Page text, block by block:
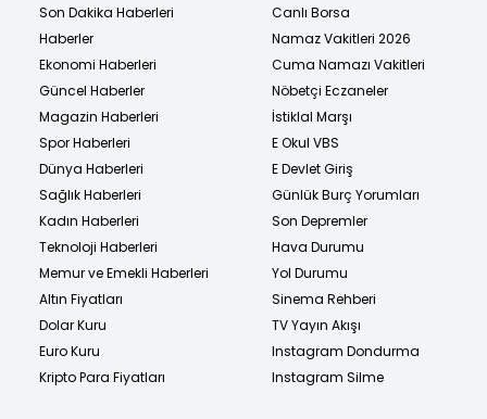
Son Dakika Haberleri
Haberler
Ekonomi Haberleri
Güncel Haberler
Magazin Haberleri
Spor Haberleri
Dünya Haberleri
Sağlık Haberleri
Kadın Haberleri
Teknoloji Haberleri
Memur ve Emekli Haberleri
Altın Fiyatları
Dolar Kuru
Euro Kuru
Kripto Para Fiyatları
Canlı Borsa
Namaz Vakitleri 2026
Cuma Namazı Vakitleri
Nöbetçi Eczaneler
İstiklal Marşı
E Okul VBS
E Devlet Giriş
Günlük Burç Yorumları
Son Depremler
Hava Durumu
Yol Durumu
Sinema Rehberi
TV Yayın Akışı
Instagram Dondurma
Instagram Silme